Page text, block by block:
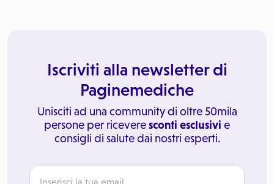
Iscriviti alla newsletter di
Paginemediche
Unisciti ad una community di oltre 50mila
persone per riceveresconti esclusivi e
consigli di salute dai nostri esperti.